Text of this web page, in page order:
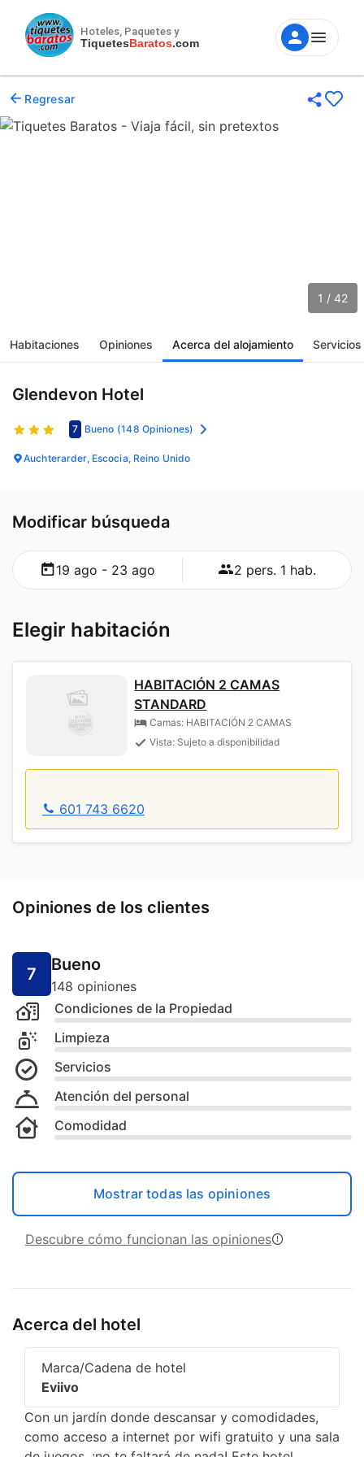
Hoteles, Paquetes y
TiquetesBaratos.com
Regresar
1 / 42
Habitaciones Opiniones Acerca del alojamiento Servicios
Glendevon Hotel
7 Bueno (148 Opiniones)
Auchterarder, Escocia, Reino Unido
Modificar búsqueda
19 ago - 23 ago 2 pers. 1 hab.
Elegir habitación
HABITACIÓN 2 CAMAS
STANDARD
Camas: HABITACIÓN 2 CAMAS
Vista: Sujeto a disponibilidad
601 743 6620
Opiniones de los clientes
7 Bueno
148 opiniones
Condiciones de la Propiedad
Limpieza
Servicios
Atención del personal
Comodidad
Mostrar todas las opiniones
Descubre cómo funcionan las opiniones
Acerca del hotel
Marca/Cadena de hotel
Eviivo
Con un jardín donde descansar y comodidades,
como acceso a internet por wifi gratuito y una sala